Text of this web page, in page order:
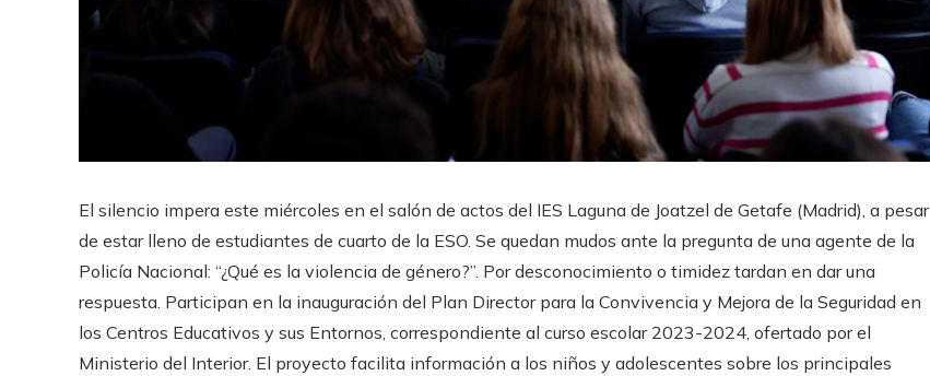
El silencio impera este miércoles en el salón de actos del IES Laguna de Joatzel de Getafe (Madrid), a pesar
de estar lleno de estudiantes de cuarto de la ESO. Se quedan mudos ante la pregunta de una agente de la
Policía Nacional: “¿Qué es la violencia de género?”. Por desconocimiento o timidez tardan en dar una
respuesta. Participan en la inauguración del Plan Director para la Convivencia y Mejora de la Seguridad en
los Centros Educativos y sus Entornos, correspondiente al curso escolar 2023-2024, ofertado por el
Ministerio del Interior. El proyecto facilita información a los niños y adolescentes sobre los principales